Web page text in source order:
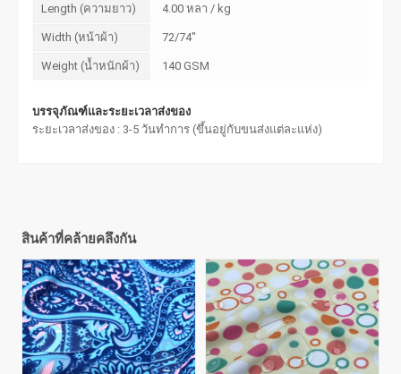
Length (ความยาว) 4.00 หลา / kg
Width (หน้าผ้า) 72/74"
Weight (น้ำหนักผ้า) 140 GSM
บรรจุภัณฑ์และระยะเวลาส่งของ
ระยะเวลาส่งของ : 3-5 วันทำการ (ขึ้นอยู่กับขนส่งแต่ละแห่ง)
สินค้าที่คล้ายคลึงกัน